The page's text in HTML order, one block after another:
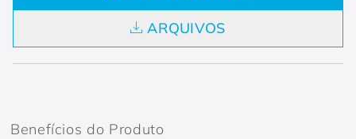
ARQUIVOS
Benefícios do Produto